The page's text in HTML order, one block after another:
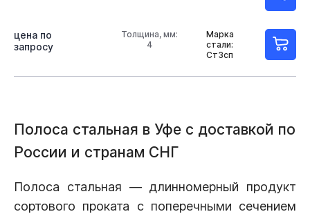
Марка
стали:
Ст3сп
Толщина, мм:
4
цена по
запросу
Полоса стальная в Уфе с доставкой по
России и странам СНГ
Полоса стальная — длинномерный продукт
сортового проката с поперечными сечением